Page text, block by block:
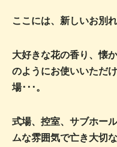
ここには、新しいお別
大好きな花の香り、懐
のようにお使いいただ
場･･･。
式場、控室、サブホー
ムな雰囲気で亡き大切